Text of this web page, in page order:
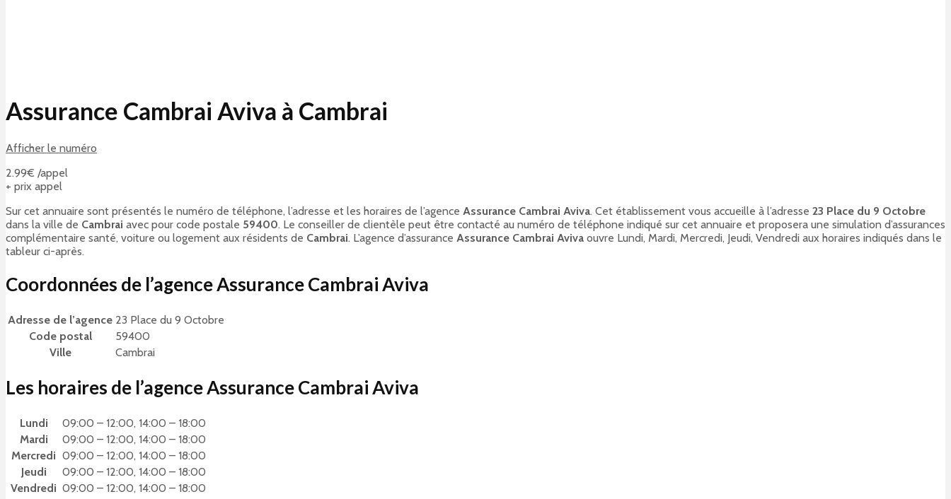
Assurance Cambrai Aviva à Cambrai
Afficher le numéro
2.99€ /appel
+ prix appel
Sur cet annuaire sont présentés le numéro de téléphone, l’adresse et les horaires de l’agence Assurance Cambrai Aviva. Cet établissement vous accueille à l’adresse 23 Place du 9 Octobre
dans la ville de Cambrai avec pour code postale 59400. Le conseiller de clientèle peut être contacté au numéro de téléphone indiqué sur cet annuaire et proposera une simulation d’assurances
complémentaire santé, voiture ou logement aux résidents de Cambrai. L’agence d’assurance Assurance Cambrai Aviva ouvre Lundi, Mardi, Mercredi, Jeudi, Vendredi aux horaires indiqués dans le
tableur ci-après.
Coordonnées de l’agence Assurance Cambrai Aviva
Adresse de l’agence 23 Place du 9 Octobre
Code postal
59400
Ville
Cambrai
Les horaires de l’agence Assurance Cambrai Aviva
Lundi
09:00 – 12:00, 14:00 – 18:00
Mardi
09:00 – 12:00, 14:00 – 18:00
Mercredi 09:00 – 12:00, 14:00 – 18:00
Jeudi
09:00 – 12:00, 14:00 – 18:00
Vendredi 09:00 – 12:00, 14:00 – 18:00